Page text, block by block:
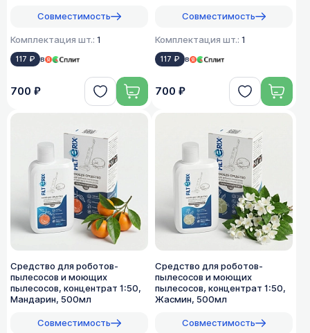
Совместимость
Комплектация шт.: 1
117 ₽ в
700 ₽
Совместимость
Комплектация шт.: 1
117 ₽ в
700 ₽
Средство для роботов-
пылесосов и моющих
пылесосов, концентрат 1:50,
Мандарин, 500мл
Совместимость
Средство для роботов-
пылесосов и моющих
пылесосов, концентрат 1:50,
Жасмин, 500мл
Совместимость